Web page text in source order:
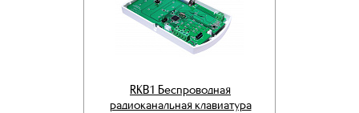
RKB1 Беспроводная
радиоканальная клавиатура